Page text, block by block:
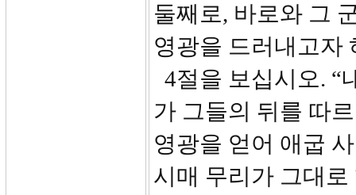
둘째로, 바로와 그
영광을 드러내고자
4절을 보십시오. “
가 그들의 뒤를 따
영광을 얻어 애굽
시매 무리가 그대